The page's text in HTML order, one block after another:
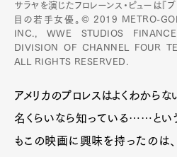
サラヤを演じたフロレーンス・ピューは『
目の若手女優。© 2019 METRO-
INC., WWE STUDIOS
DIVISION OF CHANNEL FOUR
ALL RIGHTS RESERVED.
アメリカのプロレスはよくわから
名くらいなら知っている……とい
もこの映画に興味を持ったのは、